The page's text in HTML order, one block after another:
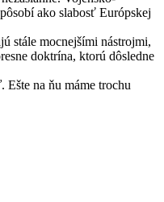
ako slabosť Európskej
stále mocnejšími nástrojmi,
doktrína, ktorú dôsledne
na ňu máme trochu